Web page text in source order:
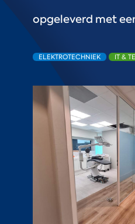
opgeleverd met
ELEKTROTECHNIEK IT &